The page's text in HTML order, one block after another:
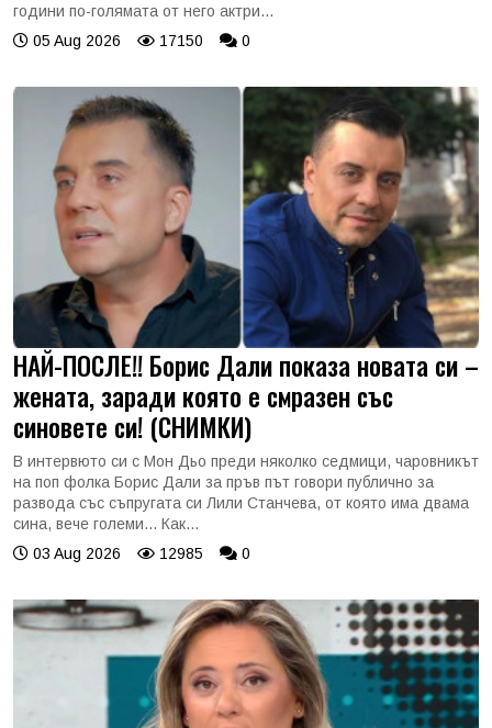
години по-голямата от него актри...
05 Aug 2026
17150 0
НАЙ-ПОСЛЕ!! Борис Дали показа новата си –
жената, заради която е смразен със
синовете си! (СНИМКИ)
В интервюто си с Мон Дьо преди няколко седмици, чаровникът
на поп фолка Борис Дали за пръв път говори публично за
развода със съпругата си Лили Станчева, от която има двама
сина, вече големи... Как...
03 Aug 2026
12985 0